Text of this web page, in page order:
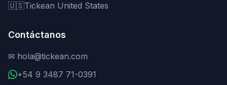
🇺🇸Tickean United States
Contáctanos
✉ hola@tickean.com
+54 9 3487 71-0391